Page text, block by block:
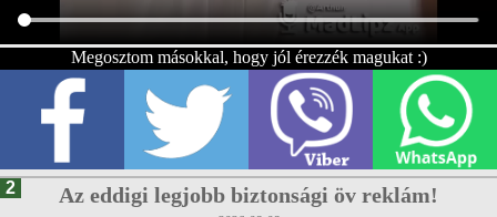
Megosztom másokkal, hogy jól érezzék magukat :)
2 Az eddigi legjobb biztonsági öv reklám!